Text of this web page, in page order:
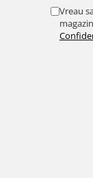
Coliere plastic
Conectori/doze
Lumina de
Proiectoare &
Vreau